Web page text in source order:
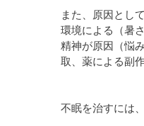
また、原因とし
環境による（暑
精神が原因（悩
取、薬による副
不眠を治すには、